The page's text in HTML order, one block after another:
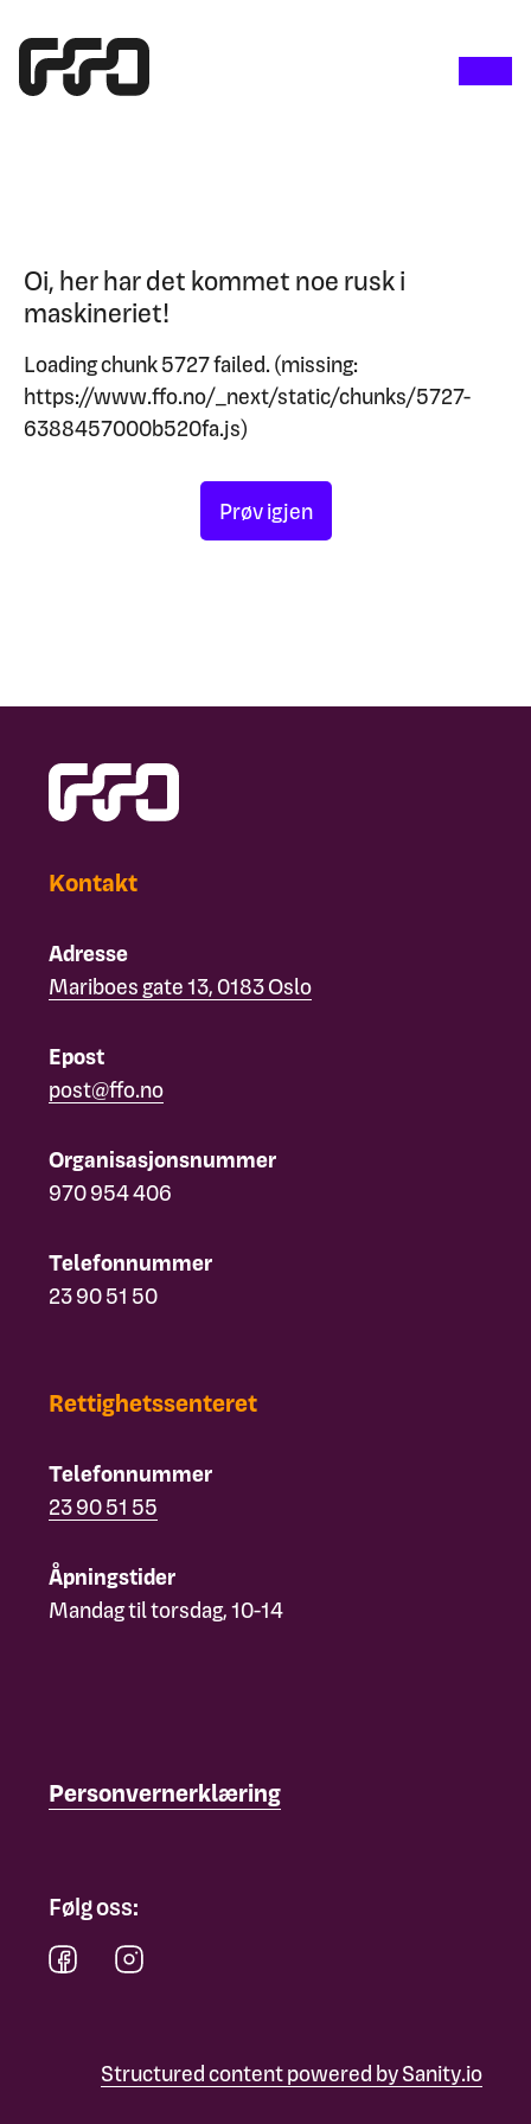
Oi, her har det kommet noe rusk i
maskineriet!
Loading chunk 5727 failed. (missing:
https://www.ffo.no/_next/static/chunks/5727-
6388457000b520fa.js)
Prøv igjen
Kontakt
Adresse
Mariboes gate 13, 0183 Oslo
Epost
post@ffo.no
Organisasjonsnummer
970 954 406
Telefonnummer
23 90 51 50
Rettighetssenteret
Telefonnummer
23 90 51 55
Åpningstider
Mandag til torsdag, 10-14
Personvernerklæring
Følg oss:
Structured content powered by Sanity.io